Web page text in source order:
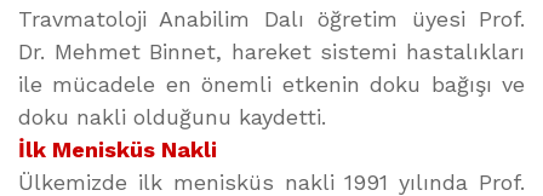
Travmatoloji Anabilim Dalı öğretim üyesi Prof.
Dr. Mehmet Binnet, hareket sistemi hastalıkları
ile mücadele en önemli etkenin doku bağışı ve
doku nakli olduğunu kaydetti.
İlk Menisküs Nakli
Ülkemizde ilk menisküs nakli 1991 yılında Prof.